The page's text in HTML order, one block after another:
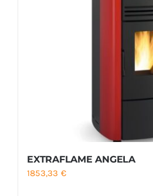
EXTRAFLAME ANGELA
1853,33 €